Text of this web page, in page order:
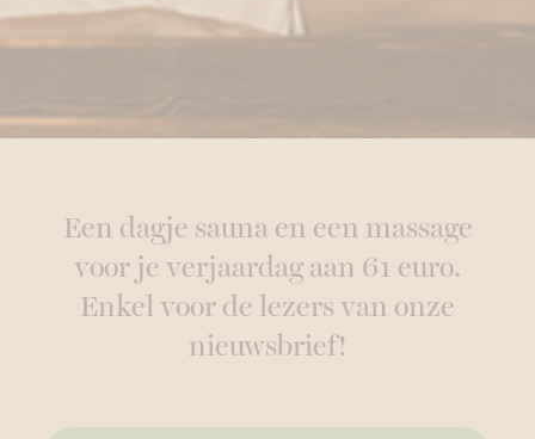
Een dagje sauna en een massage
voor je verjaardag aan 61 euro.
Enkel voor de lezers van onze
nieuwsbrief!